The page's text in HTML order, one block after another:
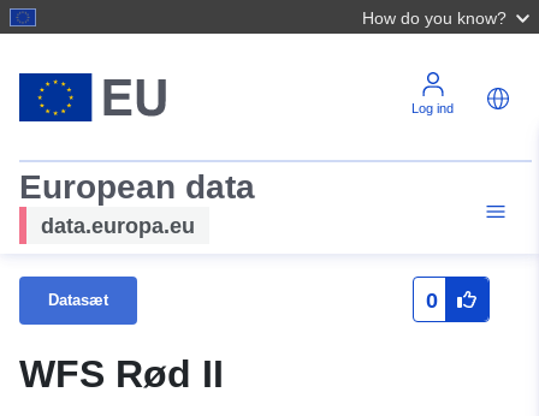
How do you know?
Log ind
European data
data.europa.eu
Datasæt 0
WFS Rød II